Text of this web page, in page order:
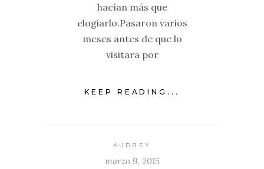
hacían más que
elogiarlo.Pasaron varios
meses antes de que lo
visitara por
KEEP READING...
AUDREY
marzo 9, 2015